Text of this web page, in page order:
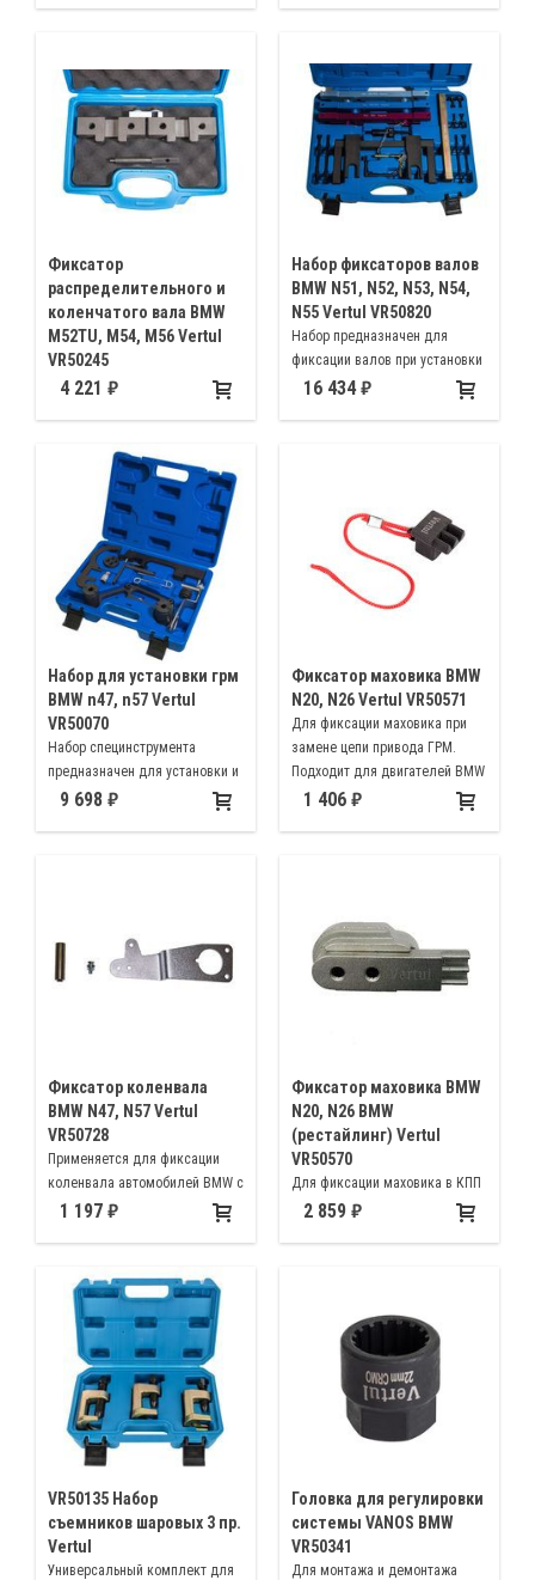
Фиксатор
распределительного и
коленчатого вала BMW
M52TU, M54, M56 Vertul
VR50245
Набор предназначен для
модификацией моторов M42,
M44, M50, M52, M52TU, M54,
M56, MS50US, S52US
4 221
Набор фиксаторов валов
BMW N51, N52, N53, N54,
N55 Vertul VR50820
Набор предназначен для
фиксации валов при установки
фаз ГРМ бензиновых
16 434
Набор для установки грм
BMW n47, n57 Vertul
VR50070
Набор специнструмента
предназначен для установки и
регулировки фаз ГРМ
9 698
Фиксатор маховика BMW
N20, N26 Vertul VR50571
Для фиксации маховика при
замене цепи привода ГРМ.
Подходит для двигателей BMW
N20 N26 N55 с АКПП
1 406
Фиксатор коленвала
BMW N47, N57 Vertul
VR50728
Применяется для фиксации
коленвала автомобилей BMW с
двигателями N47, N57
1 197
Фиксатор маховика BMW
N20, N26 BMW
(рестайлинг) Vertul
VR50570
Для фиксации маховика в КПП
перед снятием (разборкой)
2 859
VR50135 Набор
съемников шаровых 3 пр.
Vertul
Универсальный комплект для
Головка для регулировки
системы VANOS BMW
VR50341
Для монтажа и демонтажа